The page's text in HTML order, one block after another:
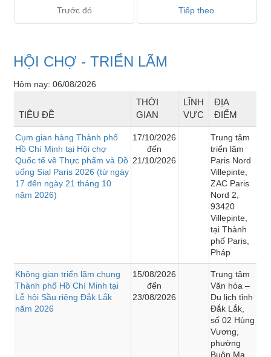
Trước đó Tiếp theo
HỘI CHỢ - TRIỂN LÃM
Hôm nay: 06/08/2026
TIÊU ĐỀ
THỜI
GIAN
LĨNH
VỰC
ĐỊA
ĐIỂM
Cụm gian hàng Thành phố
Hồ Chí Minh tại Hội chợ
Quốc tế về Thực phẩm và Đồ
uống Sial Paris 2026 (từ ngày
17 đến ngày 21 tháng 10
năm 2026)
17/10/2026
đến
21/10/2026
Trung tâm
triển lãm
Paris Nord
Villepinte,
ZAC Paris
Nord 2,
93420
Villepinte,
tại Thành
phố Paris,
Pháp
Không gian triển lãm chung
Thành phố Hồ Chí Minh tại
Lễ hội Sầu riêng Đắk Lắk
năm 2026
15/08/2026
đến
23/08/2026
Trung tâm
Văn hóa –
Du lịch tỉnh
Đắk Lắk,
số 02 Hùng
Vương,
phường
Buôn Ma